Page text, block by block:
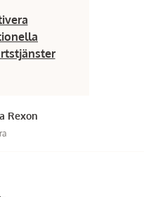
Rexon